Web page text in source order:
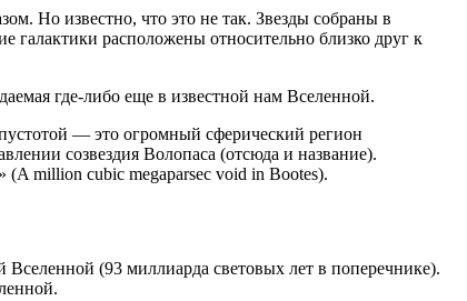
Но известно, что это не так. Звезды собраны в
галактики расположены относительно близко друг к
где-либо еще в известной нам Вселенной.
— это огромный сферический регион
созвездия Волопаса (отсюда и название).
(A million cubic megaparsec void in Bootes).
Вселенной (93 миллиарда световых лет в поперечнике).